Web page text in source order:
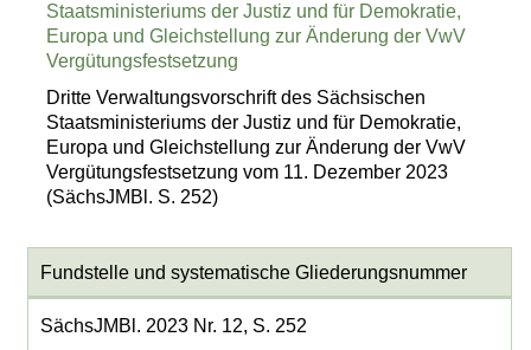
Staatsministeriums der Justiz und für Demokratie,
Europa und Gleichstellung zur Änderung der VwV
Vergütungsfestsetzung
Dritte Verwaltungsvorschrift des Sächsischen
Staatsministeriums der Justiz und für Demokratie,
Europa und Gleichstellung zur Änderung der VwV
Vergütungsfestsetzung vom 11. Dezember 2023
(SächsJMBl. S. 252)
Fundstelle und systematische Gliederungsnummer
SächsJMBl. 2023 Nr. 12, S. 252